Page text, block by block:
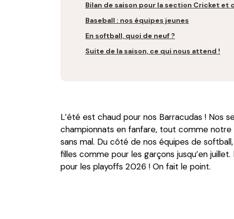
Bilan de saison pour la section Cricket et
Baseball : nos équipes jeunes
En softball, quoi de neuf ?
Suite de la saison, ce qui nous attend !
L’été est chaud pour nos Barracudas ! Nos
championnats en fanfare, tout comme notre
sans mal. Du côté de nos équipes de
filles comme pour les garçons jusqu’en
pour les playoffs 2026 ! On fait le point.